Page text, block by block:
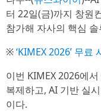
터 22일(금)까지 창원
참가해 자사의 핵심
※‘KIMEX 2026’ 무료
이번 KIMEX 2026에
복제하고, AI 기반 실
이다.